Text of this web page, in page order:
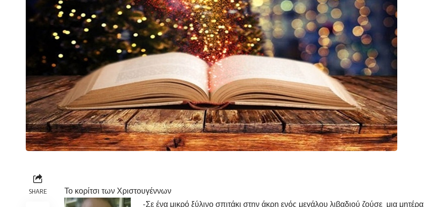
SHARE
Το κορίτσι των Χριστουγέννων
-Σε ένα μικρό ξύλινο σπιτάκι στην άκρη ενός μεγάλου λιβαδιού ζούσε μια μητέρα